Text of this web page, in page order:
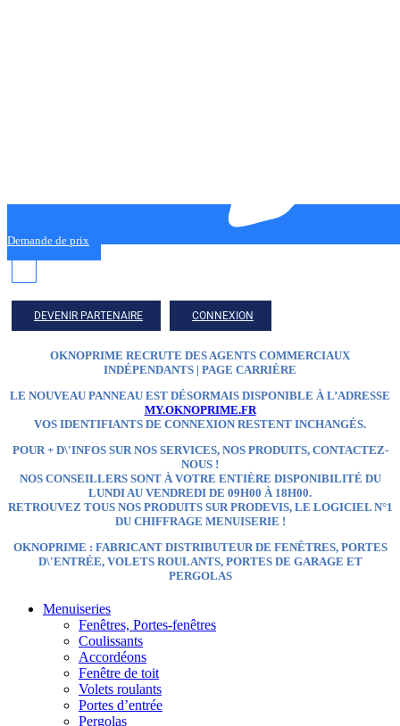
Demande de prix
DEVENIR PARTENAIRE CONNEXION
OKNOPRIME RECRUTE DES AGENTS COMMERCIAUX
INDÉPENDANTS | PAGE CARRIÈRE
LE NOUVEAU PANNEAU EST DÉSORMAIS DISPONIBLE À L’ADRESSE
MY.OKNOPRIME.FR
VOS IDENTIFIANTS DE CONNEXION RESTENT INCHANGÉS.
POUR + D\'INFOS SUR NOS SERVICES, NOS PRODUITS, CONTACTEZ-
NOUS !
NOS CONSEILLERS SONT À VOTRE ENTIÈRE DISPONIBILITÉ DU
LUNDI AU VENDREDI DE 09H00 À 18H00.
RETROUVEZ TOUS NOS PRODUITS SUR PRODEVIS, LE LOGICIEL N°1
DU CHIFFRAGE MENUISERIE !
OKNOPRIME : FABRICANT DISTRIBUTEUR DE FENÊTRES, PORTES
D\'ENTRÉE, VOLETS ROULANTS, PORTES DE GARAGE ET
PERGOLAS
Menuiseries
Fenêtres, Portes-fenêtres
Coulissants
Accordéons
Fenêtre de toit
Volets roulants
Portes d’entrée
Pergolas